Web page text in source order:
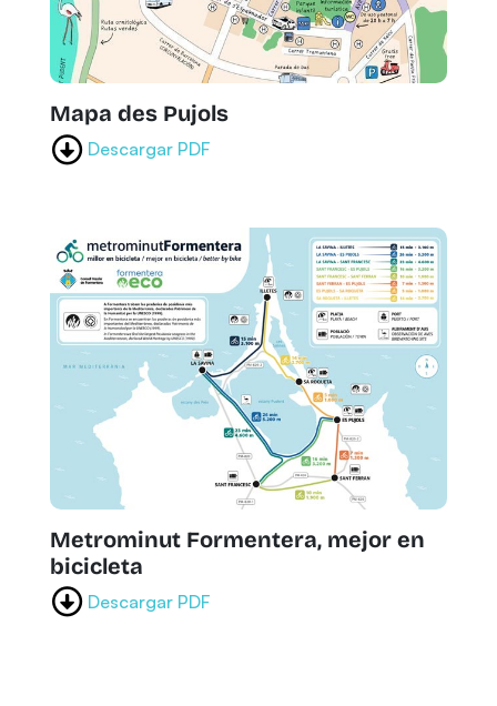
Mapa des Pujols
Descargar PDF
Metrominut Formentera, mejor en
bicicleta
Descargar PDF